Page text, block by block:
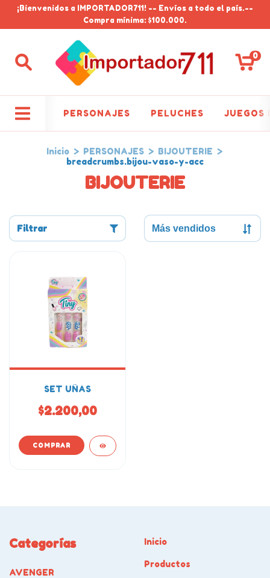
¡Bienvenidos a IMPORTADOR711! -- Envíos a todo el país.--
Compra mínima: $100.000.
0
PERSONAJES PELUCHES JUEGOS
Inicio > PERSONAJES > BIJOUTERIE >
breadcrumbs.bijou-vaso-y-acc
BIJOUTERIE
Filtrar
SET UÑAS
$2.200,00
Categorías
AVENGER
Inicio
Productos